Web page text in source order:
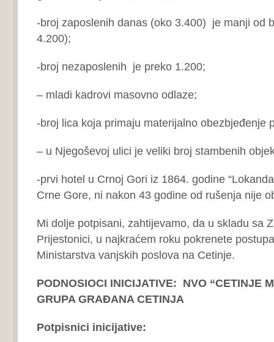
-broj zaposlenih danas (oko 3.400) je manji od
4.200);
-broj nezaposlenih je preko 1.200;
– mladi kadrovi masovno odlaze;
-broj lica koja primaju materijalno obezbjeđenje
– u Njegoševoj ulici je veliki broj stambenih
-prvi hotel u Crnoj Gori iz 1864. godine
Crne Gore, ni nakon 43 godine od rušenja nije
Mi dolje potpisani, zahtijevamo, da u skladu sa
Prijestonici, u najkraćem roku pokrenete
Ministarstva vanjskih poslova na Cetinje.
PODNOSIOCI INICIJATIVE: NVO “CETINJE
GRUPA GRAĐANA CETINJA
Potpisnici inicijative: